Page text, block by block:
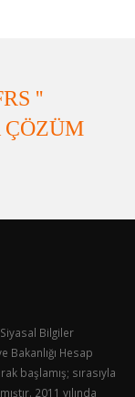
''
Bilgiler
Bakanlığı Hesap
başlamış; sırasıyla
2011 yılında